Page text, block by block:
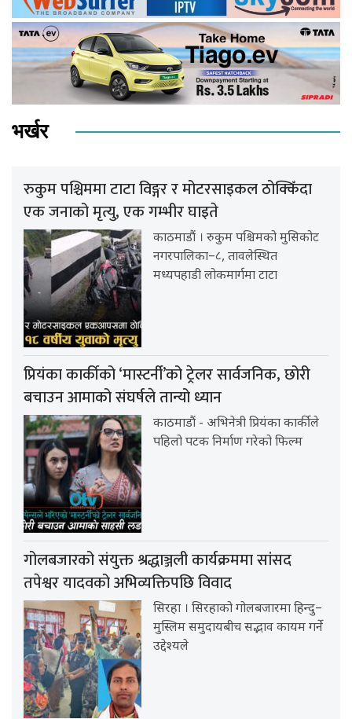
भर्खर
रुकुम पश्चिममा टाटा विङ्गर र मोटरसाइकल ठोक्किँदा
एक जनाको मृत्यु, एक गम्भीर घाइते
काठमाडौं । रुकुम पश्चिमको मुसिकोट
नगरपालिका–८, तावलेस्थित
मध्यपहाडी लोकमार्गमा टाटा
प्रियंका कार्कीको ‘मास्टर्नी’को ट्रेलर सार्वजनिक, छोरी
बचाउन आमाको संघर्षले तान्यो ध्यान
काठमाडौं - अभिनेत्री प्रियंका कार्कीले
पहिलो पटक निर्माण गरेको फिल्म
गोलबजारको संयुक्त श्रद्धाञ्जली कार्यक्रममा सांसद
तपेश्वर यादवको अभिव्यक्तिपछि विवाद
सिरहा । सिरहाको गोलबजारमा हिन्दु–
मुस्लिम समुदायबीच सद्भाव कायम गर्ने
उद्देश्यले